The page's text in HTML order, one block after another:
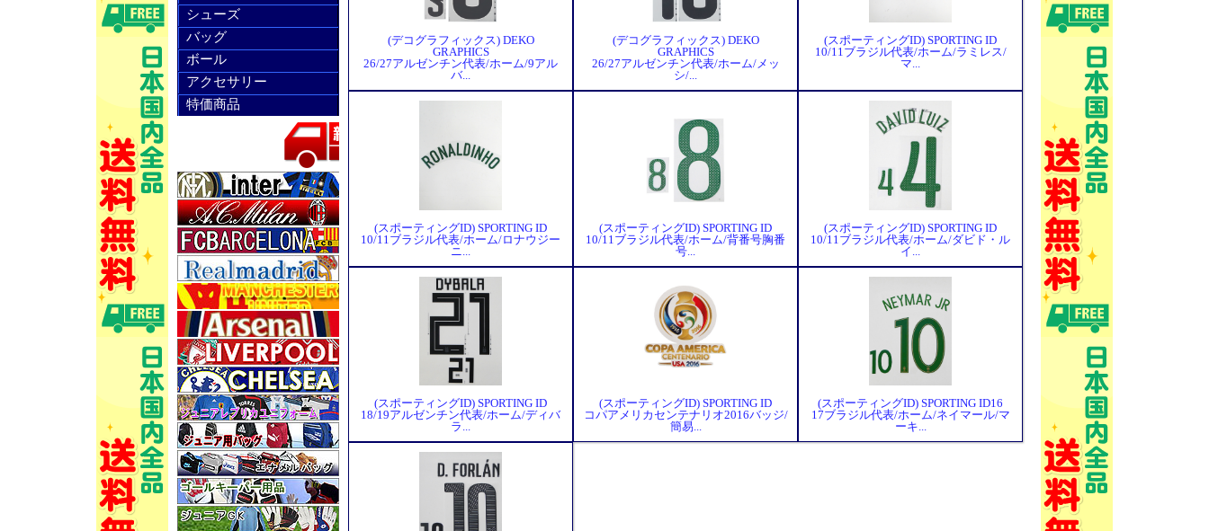
シューズ
バッグ
ボール
アクセサリー
特価商品
(デコグラフィックス) DEKO
GRAPHICS
26/27アルゼンチン代表/ホーム/9アル
バ...
(デコグラフィックス) DEKO
GRAPHICS
26/27アルゼンチン代表/ホーム/メッ
シ/...
(スポーティングID) SPORTING ID
10/11ブラジル代表/ホーム/ラミレス/
マ...
(スポーティングID) SPORTING ID
10/11ブラジル代表/ホーム/ロナウジー
ニ...
(スポーティングID) SPORTING ID
10/11ブラジル代表/ホーム/背番号胸番
号...
(スポーティングID) SPORTING ID
10/11ブラジル代表/ホーム/ダビド・ル
イ...
(スポーティングID) SPORTING ID
18/19アルゼンチン代表/ホーム/ディバ
ラ...
(スポーティングID) SPORTING ID
コパアメリカセンテナリオ2016バッジ/
簡易...
(スポーティングID) SPORTING ID16
17ブラジル代表/ホーム/ネイマール/マ
ーキ...